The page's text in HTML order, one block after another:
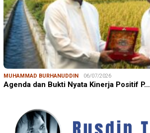
MUHAMMAD BURHANUDDIN 06/07/2026
Agenda dan Bukti Nyata Kinerja Positif P…